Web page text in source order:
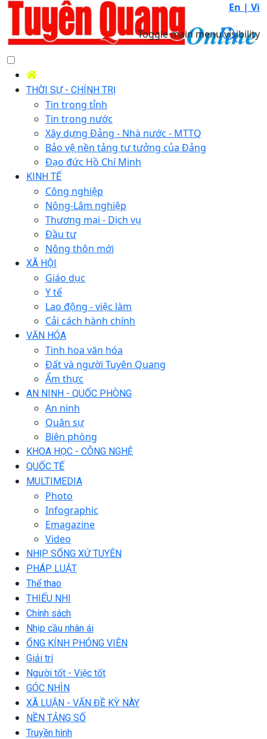
En | Vi
Toggle main menu visibility
THỜI SỰ - CHÍNH TRỊ
Tin trong tỉnh
Tin trong nước
Xây dựng Đảng - Nhà nước - MTTQ
Bảo vệ nền tảng tư tưởng của Đảng
Đạo đức Hồ Chí Minh
KINH TẾ
Công nghiệp
Nông-Lâm nghiệp
Thương mại - Dịch vụ
Đầu tư
Nông thôn mới
XÃ HỘI
Giáo dục
Y tế
Lao động - việc làm
Cải cách hành chính
VĂN HÓA
Tinh hoa văn hóa
Đất và người Tuyên Quang
Ẩm thực
AN NINH - QUỐC PHÒNG
An ninh
Quân sự
Biên phòng
KHOA HỌC - CÔNG NGHỆ
QUỐC TẾ
MULTIMEDIA
Photo
Infographic
Emagazine
Video
NHỊP SỐNG XỨ TUYÊN
PHÁP LUẬT
Thể thao
THIẾU NHI
Chính sách
Nhịp cầu nhân ái
ỐNG KÍNH PHÓNG VIÊN
Giải trí
Người tốt - Việc tốt
GÓC NHÌN
XÃ LUẬN - VẤN ĐỀ KỲ NÀY
NỀN TẢNG SỐ
Truyền hình